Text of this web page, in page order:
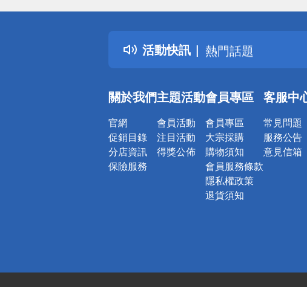
活動快訊
詐騙網頁！請小心
得獎公告
熱門話題
銀行優惠
詐騙網頁！請小心
關於我們
官網
促銷目錄
分店資訊
保險服務
主題活動
會員活動
注目活動
得獎公佈
會員專區
會員專區
大宗採購
購物須知
會員服務條款
隱私權政策
退貨須知
客服中
常見問題
服務公告
意見信箱